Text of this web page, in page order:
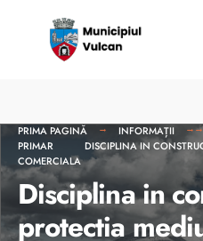
PRIMA PAGINĂ INFORMAȚII
PRIMAR
DISCIPLINA IN
COMERCIALA
Disciplina in
protectia